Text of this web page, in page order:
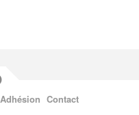
Adhésion Contact